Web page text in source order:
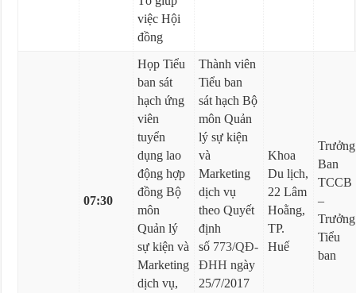
việc Hội
đồng
07:30
Họp Tiểu
ban sát
hạch ứng
viên
tuyển
dụng lao
động hợp
đồng Bộ
môn
Quản lý
sự kiện và
Marketing
dịch vụ,
Thành viên
Tiểu ban
sát hạch Bộ
môn Quản
lý sự kiện
và
Marketing
dịch vụ
theo Quyết
định
số 773/QĐ-
ĐHH ngày
25/7/2017
Khoa
Du lịch,
22 Lâm
Hoằng,
TP.
Huế
Trưởng
Ban
TCCB
–
Trưởng
Tiểu
ban